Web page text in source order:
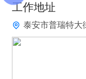
工作地址
泰安市普瑞特大